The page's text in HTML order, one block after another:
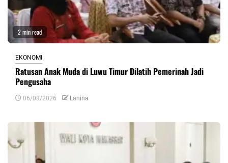
2 min read
EKONOMI
Ratusan Anak Muda di Luwu Timur Dilatih Pemerinah Jadi
Pengusaha
06/08/2026 Lanina